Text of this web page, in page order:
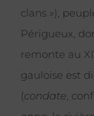
clans »),
Périgueux,
remonte au
gauloise est
(condate,